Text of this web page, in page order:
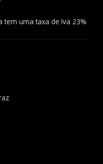
uma taxa de Iva 23%